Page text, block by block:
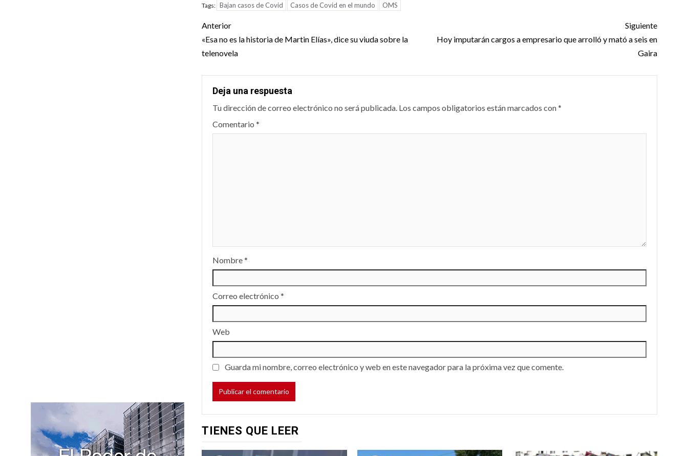
Tags: Bajan casos de Covid Casos de Covid en el mundo OMS
Post
navigation
Anterior
«Esa no es la historia de Martin Elías», dice su viuda sobre la
telenovela
Siguiente
Hoy imputarán cargos a empresario que arrolló y mató a seis en
Gaira
Deja una respuesta
Tu dirección de correo electrónico no será publicada. Los campos obligatorios están marcados con*
Comentario*
Nombre*
Correo electrónico*
Web
Guarda mi nombre, correo electrónico y web en este navegador para la próxima vez que comente.
TIENES QUE LEER